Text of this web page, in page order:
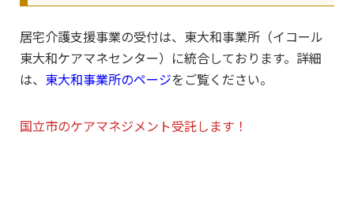
居宅介護支援事業の受付は、東大和事業所（イコール
東大和ケアマネセンター）に統合しております。詳細
は、 東大和事業所のページをご覧ください。
国立市のケアマネジメント受託します！